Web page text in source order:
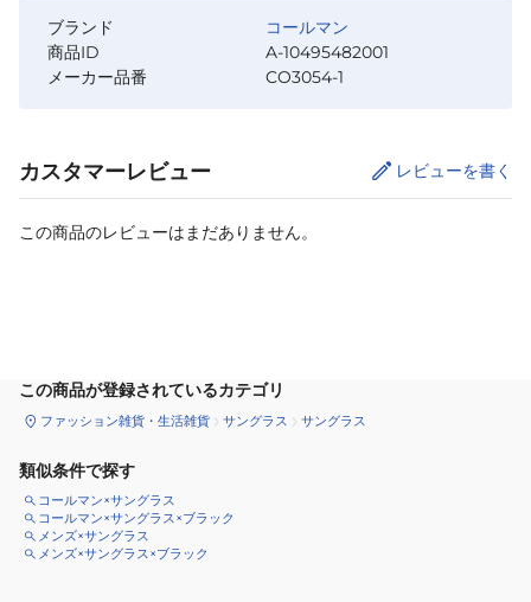
ブランド
コールマン
商品ID
A-10495482001
メーカー品番
CO3054-1
カスタマーレビュー レビューを書く
この商品のレビューはまだありません。
この商品が登録されているカテゴリ
ファッション雑貨・生活雑貨 サングラス サングラス
類似条件で探す
コールマン×サングラス
コールマン×サングラス×ブラック
メンズ×サングラス
メンズ×サングラス×ブラック